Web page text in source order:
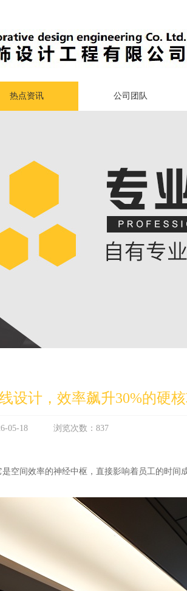
热点资讯 公司团队
设计，效率飙升30%的硬
05-18 浏览次数：837
空间效率的神经中枢，直接影响着员工的时